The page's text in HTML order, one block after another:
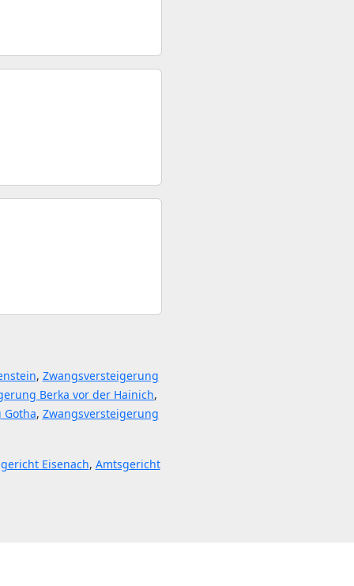
, Zwangsversteigerung
Berka vor der Hainich,
, Zwangsversteigerung
Eisenach, Amtsgericht